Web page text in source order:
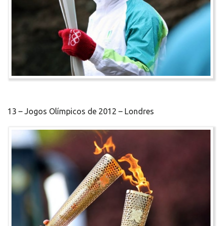
13 – Jogos Olímpicos de 2012 – Londres